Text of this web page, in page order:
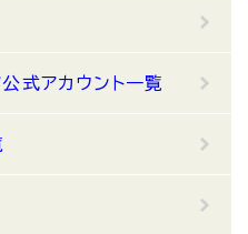
式アカウント一覧